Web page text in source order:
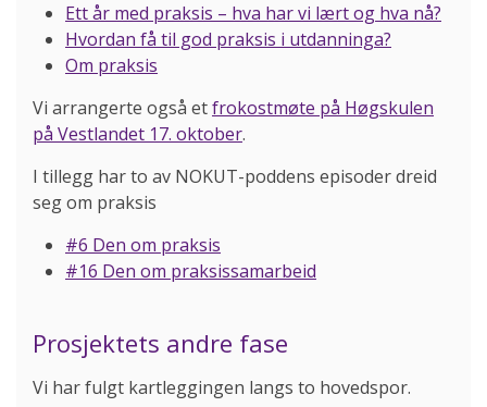
Ett år med praksis – hva har vi lært og hva nå?
Hvordan få til god praksis i utdanninga?
Om praksis
Vi arrangerte også etfrokostmøte på Høgskulen
på Vestlandet 17. oktober.
I tillegg har to av NOKUT-poddens episoder dreid
seg om praksis
#6 Den om praksis
#16 Den om praksissamarbeid
Prosjektets andre fase
Vi har fulgt kartleggingen langs to hovedspor.